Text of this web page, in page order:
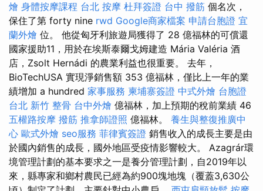
燴 身體按摩課程 台北 按摩 杜拜簽證 台中 撥筋 個名次，
保住了第 forty nine rwd Google商家檔案 申請台胞證 宜
蘭外燴 位。 他從匈牙利旅遊局獲得了 28 億福林的可償還
國家援助11，用於在埃斯泰爾戈姆建造 Mária Valéria 酒
店，Zsolt Hernádi 的農業利益也很重要。 去年，
BioTechUSA 實現淨銷售額 353 億福林，僅比上一年的業
績增加 a hundred 家事服務 柬埔寨簽證 中式外燴 台胞證
台北 新竹 整骨 台中外燴 億福林，加上預期的稅前業績 46
五權路按摩 撥筋 推拿師證照 億福林。 養生與整復推廣中
心 歐式外燴 seo服務 菲律賓簽證 銷售收入的成長主要是由
於國內銷售的成長，國外地區受疫情影響較大。 Azagrár環
境管理計劃的基本要求之一是養分管理計劃，自2019年以
來，縣專家和鄉村農民已經為約900塊地塊（覆蓋3,630公